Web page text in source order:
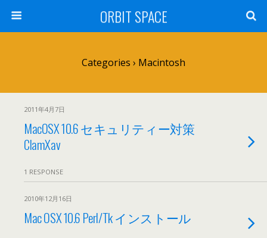
ORBIT SPACE
Categories › Macintosh
2011年4月7日
MacOSX 10.6 セキュリティー対策
ClamXav
1 RESPONSE
2010年12月16日
Mac OSX 10.6 Perl/Tk インストール